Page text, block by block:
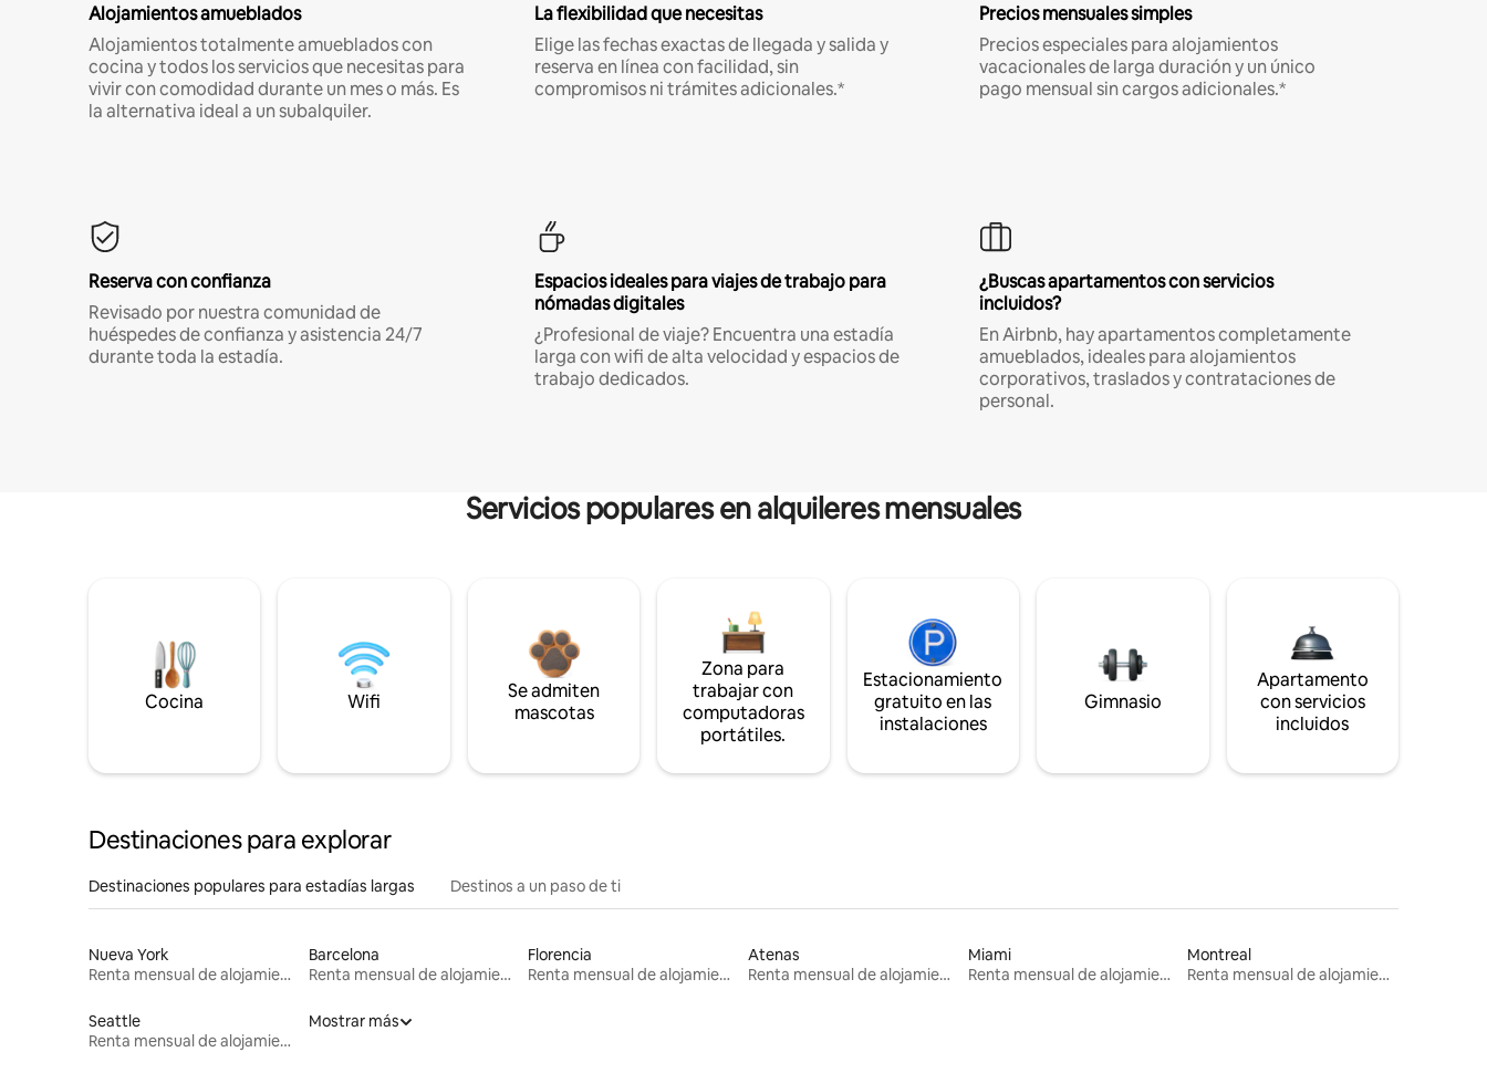
Alojamientos amueblados
Alojamientos totalmente amueblados con
cocina y todos los servicios que necesitas para
vivir con comodidad durante un mes o más. Es
la alternativa ideal a un subalquiler.
La flexibilidad que necesitas
Elige las fechas exactas de llegada y salida y
reserva en línea con facilidad, sin
compromisos ni trámites adicionales.*
Precios mensuales simples
Precios especiales para alojamientos
vacacionales de larga duración y un único
pago mensual sin cargos adicionales.*
Reserva con confianza
Revisado por nuestra comunidad de
huéspedes de confianza y asistencia 24/7
durante toda la estadía.
Espacios ideales para viajes de trabajo para
nómadas digitales
¿Profesional de viaje? Encuentra una estadía
larga con wifi de alta velocidad y espacios de
trabajo dedicados.
¿Buscas apartamentos con servicios
incluidos?
En Airbnb, hay apartamentos completamente
amueblados, ideales para alojamientos
corporativos, traslados y contrataciones de
personal.
Servicios populares en alquileres mensuales
Cocina Wifi
Se admiten
mascotas
Zona para
trabajar con
computadoras
portátiles.
Estacionamiento
gratuito en las
instalaciones
Gimnasio
Apartamento
con servicios
incluidos
Destinaciones para explorar
Destinaciones populares para estadías largas Destinos a un paso de ti
Nueva York
Renta mensual de alojamientos
Barcelona
Renta mensual de alojamientos
Florencia
Renta mensual de alojamientos
Atenas
Renta mensual de alojamientos
Miami
Renta mensual de alojamientos
Montreal
Renta mensual de alojamientos
Seattle
Renta mensual de alojamientos
Mostrar más